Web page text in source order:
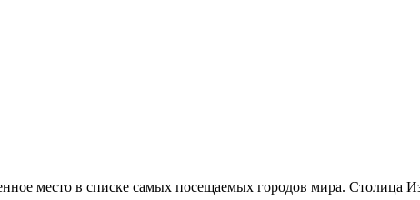
место в списке самых посещаемых городов мира. Столица